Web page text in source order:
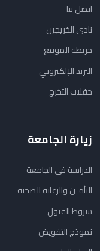
اتصل بنا
نادي الخريجين
خريطة الموقع
البريد الإلكتروني
حفلات التخرج
زيارة الجامعة
الدراسة في الجامعة
التأمين والرعاية الصحية
شروط القبول
نموذج التفويض